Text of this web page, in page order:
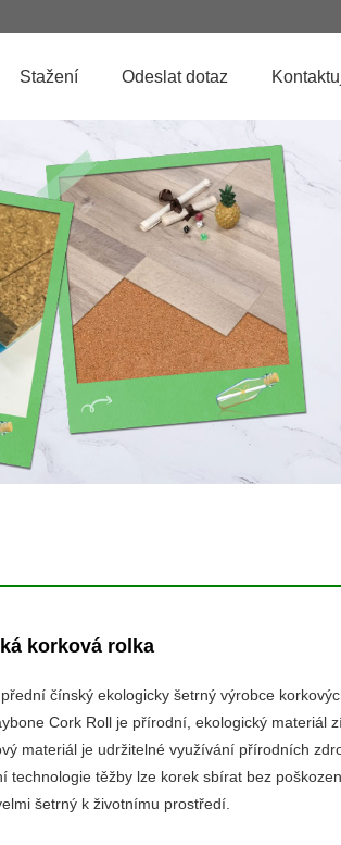
Stažení Odeslat dotaz
korková rolka
čínský ekologicky šetrný výrobce
Cork Roll je přírodní, ekologický materiál
materiál je udržitelné využívání přírodních
technologie těžby lze korek sbírat bez
šetrný k životnímu prostředí.